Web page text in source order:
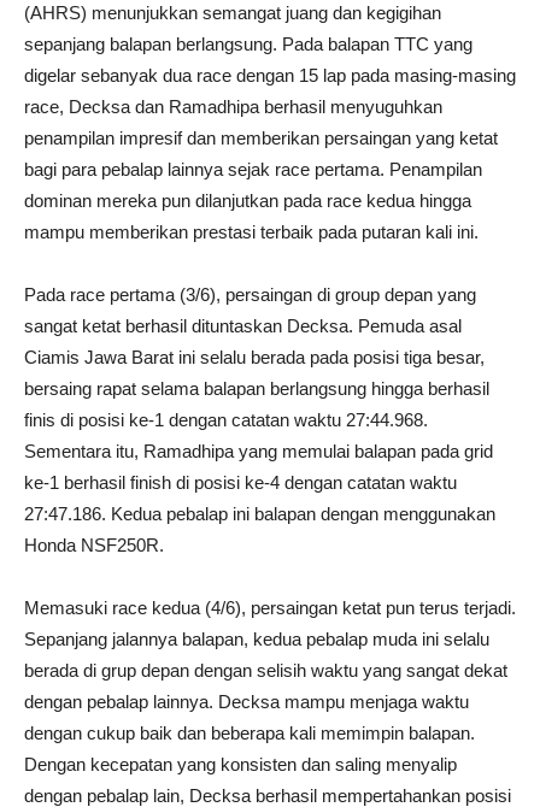
(AHRS) menunjukkan semangat juang dan kegigihan
sepanjang balapan berlangsung. Pada balapan TTC yang
digelar sebanyak dua race dengan 15 lap pada masing-masing
race, Decksa dan Ramadhipa berhasil menyuguhkan
penampilan impresif dan memberikan persaingan yang ketat
bagi para pebalap lainnya sejak race pertama. Penampilan
dominan mereka pun dilanjutkan pada race kedua hingga
mampu memberikan prestasi terbaik pada putaran kali ini.
Pada race pertama (3/6), persaingan di group depan yang
sangat ketat berhasil dituntaskan Decksa. Pemuda asal
Ciamis Jawa Barat ini selalu berada pada posisi tiga besar,
bersaing rapat selama balapan berlangsung hingga berhasil
finis di posisi ke-1 dengan catatan waktu 27:44.968.
Sementara itu, Ramadhipa yang memulai balapan pada grid
ke-1 berhasil finish di posisi ke-4 dengan catatan waktu
27:47.186. Kedua pebalap ini balapan dengan menggunakan
Honda NSF250R.
Memasuki race kedua (4/6), persaingan ketat pun terus terjadi.
Sepanjang jalannya balapan, kedua pebalap muda ini selalu
berada di grup depan dengan selisih waktu yang sangat dekat
dengan pebalap lainnya. Decksa mampu menjaga waktu
dengan cukup baik dan beberapa kali memimpin balapan.
Dengan kecepatan yang konsisten dan saling menyalip
dengan pebalap lain, Decksa berhasil mempertahankan posisi